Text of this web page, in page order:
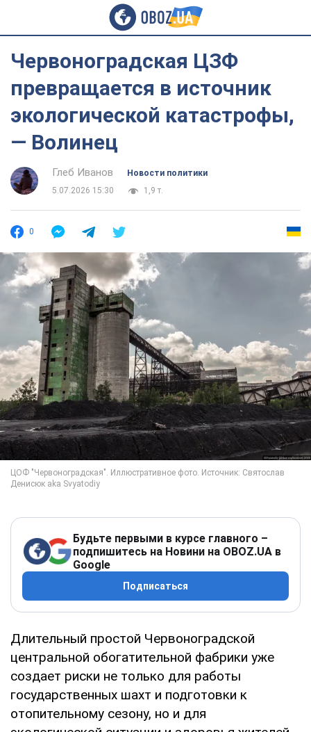
Червоноградская ЦЗФ
превращается в источник
экологической катастрофы,
— Волинец
Глеб Иванов
Новости политики
5.07.2026 15:30
1,9 т.
0
Будьте первыми в курсе главного –
подпишитесь на Новини на OBOZ.UA в
Google
Подписаться
Длительный простой Червоноградской
центральной обогатительной фабрики уже
создает риски не только для работы
государственных шахт и подготовки к
отопительному сезону, но и для